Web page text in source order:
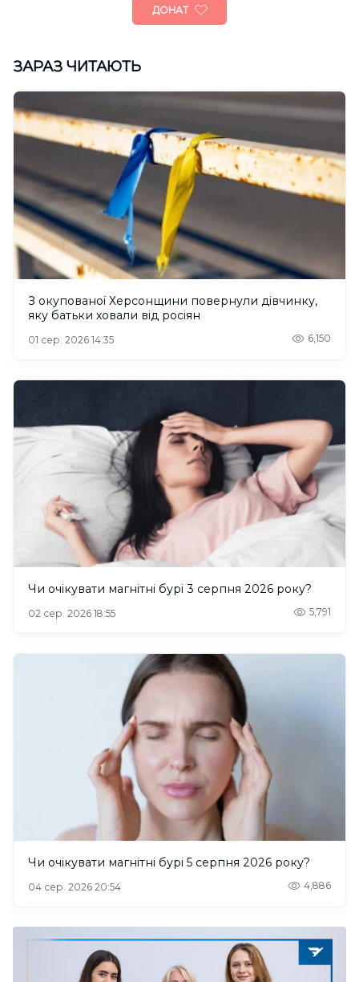
ДОНАТ
ЗАРАЗ ЧИТАЮТЬ
З окупованої Херсонщини повернули дівчинку,
яку батьки ховали від росіян
01 сер. 2026 14:35 6,150
Чи очікувати магнітні бурі 3 серпня 2026 року?
02 сер. 2026 18:55 5,791
Чи очікувати магнітні бурі 5 серпня 2026 року?
04 сер. 2026 20:54 4,886